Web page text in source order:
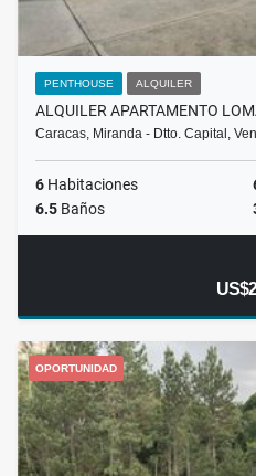
PENTHOUSE ALQUILER
ALQUILER APARTAMENTO
Caracas, Miranda - Dtto. Capital,
6 Habitaciones
6.5 Baños
OPORTUNIDAD